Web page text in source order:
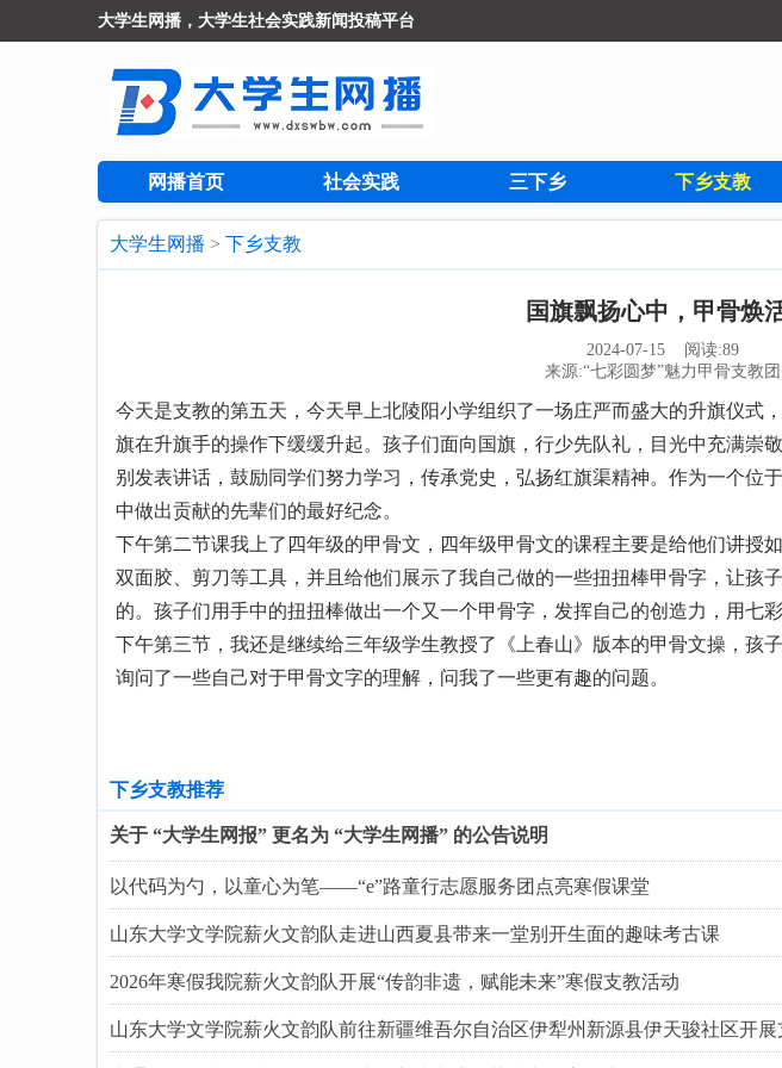
大学生网播，大学生社会实践新闻投稿平台
网播首页 社会实践 三下乡 下乡支教
大学生网播 > 下乡支教
国旗飘扬心中，甲骨焕
2024-07-15 阅读:89
来源:“七彩圆梦”魅力甲骨支教团
今天是支教的第五天，今天早上北陵阳小学组织了一场庄严而盛大的升旗仪式
旗在升旗手的操作下缓缓升起。孩子们面向国旗，行少先队礼，目光中充满崇
别发表讲话，鼓励同学们努力学习，传承党史，弘扬红旗渠精神。作为一个位
中做出贡献的先辈们的最好纪念。
下午第二节课我上了四年级的甲骨文，四年级甲骨文的课程主要是给他们讲授
双面胶、剪刀等工具，并且给他们展示了我自己做的一些扭扭棒甲骨字，让孩
的。孩子们用手中的扭扭棒做出一个又一个甲骨字，发挥自己的创造力，用七
下午第三节，我还是继续给三年级学生教授了《上春山》版本的甲骨文操，孩
询问了一些自己对于甲骨文字的理解，问我了一些更有趣的问题。
下乡支教推荐
关于 “大学生网报” 更名为 “大学生网播” 的公告说明
以代码为勺，以童心为笔——“e”路童行志愿服务团点亮寒假课堂
山东大学文学院薪火文韵队走进山西夏县带来一堂别开生面的趣味考古课
2026年寒假我院薪火文韵队开展“传韵非遗，赋能未来”寒假支教活动
山东大学文学院薪火文韵队前往新疆维吾尔自治区伊犁州新源县伊天骏社区开展